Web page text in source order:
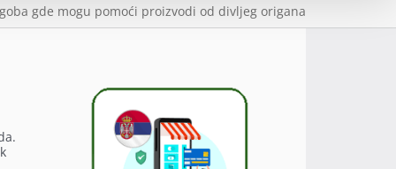
gde mogu pomoći proizvodi od divljeg origana